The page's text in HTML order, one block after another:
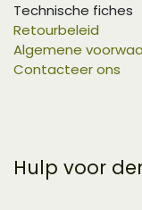
Technische fiches
Retourbeleid
Algemene
Contacteer ons
Hulp voor